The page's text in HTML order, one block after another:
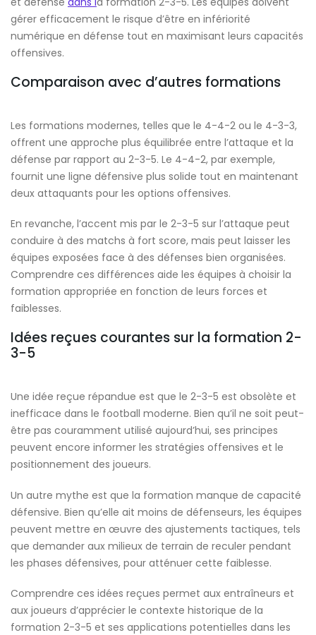
gérer efficacement le risque d’être en infériorité
numérique en défense tout en maximisant leurs capacités
offensives.
Comparaison avec d’autres formations
Les formations modernes, telles que le 4-4-2 ou le 4-3-3,
offrent une approche plus équilibrée entre l’attaque et la
défense par rapport au 2-3-5. Le 4-4-2, par exemple,
fournit une ligne défensive plus solide tout en maintenant
deux attaquants pour les options offensives.
En revanche, l’accent mis par le 2-3-5 sur l’attaque peut
conduire à des matchs à fort score, mais peut laisser les
équipes exposées face à des défenses bien organisées.
Comprendre ces différences aide les équipes à choisir la
formation appropriée en fonction de leurs forces et
faiblesses.
Idées reçues courantes sur la formation 2-
3-5
Une idée reçue répandue est que le 2-3-5 est obsolète et
inefficace dans le football moderne. Bien qu’il ne soit peut-
être pas couramment utilisé aujourd’hui, ses principes
peuvent encore informer les stratégies offensives et le
positionnement des joueurs.
Un autre mythe est que la formation manque de capacité
défensive. Bien qu’elle ait moins de défenseurs, les équipes
peuvent mettre en œuvre des ajustements tactiques, tels
que demander aux milieux de terrain de reculer pendant
les phases défensives, pour atténuer cette faiblesse.
Comprendre ces idées reçues permet aux entraîneurs et
aux joueurs d’apprécier le contexte historique de la
formation 2-3-5 et ses applications potentielles dans les